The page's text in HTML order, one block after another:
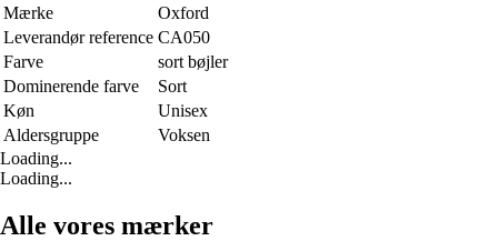
Mærke
Oxford
Leverandør reference CA050
Farve
sort bøjler
Dominerende farve
Sort
Køn
Unisex
Aldersgruppe
Voksen
Loading...
Loading...
Alle vores mærker